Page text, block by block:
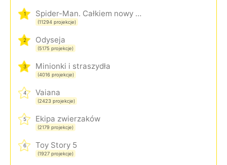
1 Spider-Man. Całkiem nowy dzień
(11294 projekcje)
2 Odyseja
(5175 projekcje)
3 Minionki i straszydła
(4016 projekcje)
4 Vaiana
(2423 projekcje)
5 Ekipa zwierzaków
(2179 projekcje)
6 Toy Story 5
(1927 projekcje)